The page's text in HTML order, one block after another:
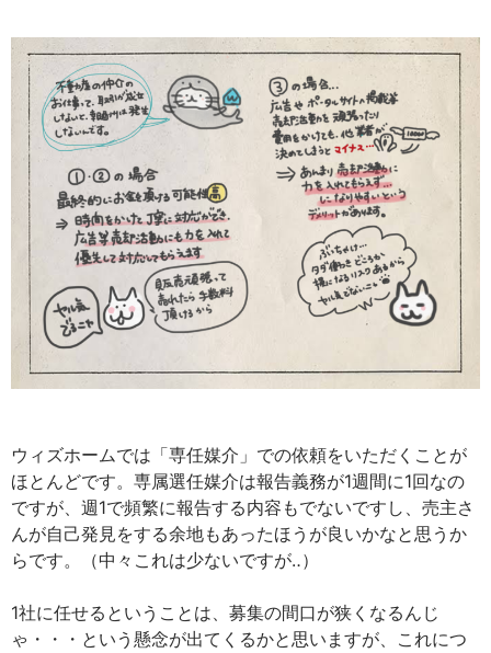
ウィズホームでは「専任媒介」での依頼をいただくことが
ほとんどです。専属選任媒介は報告義務が1週間に1回なの
ですが、週1で頻繁に報告する内容もでないですし、売主さ
んが自己発見をする余地もあったほうが良いかなと思うか
らです。（中々これは少ないですが‥）
1社に任せるということは、募集の間口が狭くなるんじ
ゃ・・・という懸念が出てくるかと思いますが、これにつ